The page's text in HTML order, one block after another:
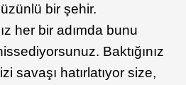
bir şehir.
her bir adımda bunu
Baktığınız
savaşı hatırlatıyor size,